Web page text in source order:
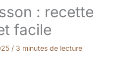
: recette
facile
/ 3 minutes de lecture